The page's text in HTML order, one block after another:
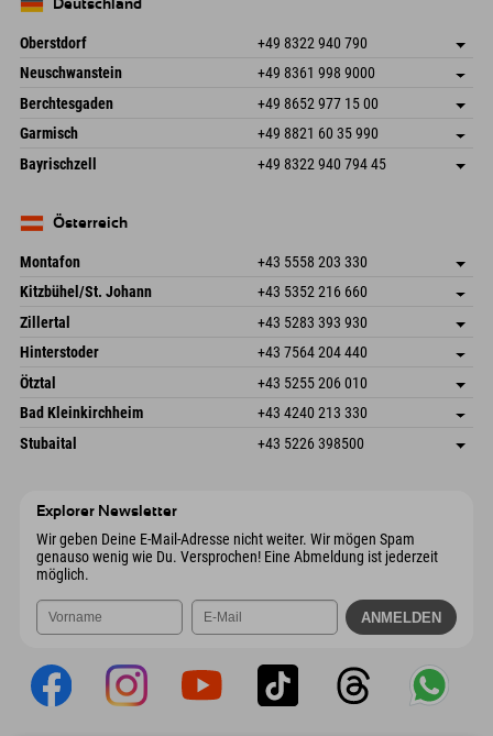
Deutschland
Oberstdorf +49 8322 940 790
An der Breitach 3
Deutschland
Adresse speichern
Buchen
Neuschwanstein +49 8361 998 9000
An der Riese 45
87484 Nesselwang im Allgäu
Deutschland
Adresse speichern
Anreiseinfos
Buchen
Berchtesgaden +49 8652 977 15 00
Hofreitstr. 7
Deutschland
Adresse speichern
Buchen
Garmisch +49 8821 60 35 990
Frickenstraße 22
82490 Farchant
Adresse speichern
Anreiseinfos
Bayrischzell +49 8322 940 794 45
Deutschland
Österreich
Montafon +43 5558 203 330
Dorfstr. 127b
6793 Gaschurn/Montafon
Österreich
Adresse speichern
Buchen
Kitzbühel/St. Johann +43 5352 216 660
Speckbacherstraße 87
6380 St. Johann in Tirol
Österreich
Adresse speichern
Anreiseinfos
Buchen
Zillertal +43 5283 393 930
Schmiedau 2
Österreich
Adresse speichern
Buchen
Hinterstoder +43 7564 204 440
Freizeitpark 10
4573 Hinterstoder
Österreich
Adresse speichern
Anreiseinfos
Buchen
Ötztal +43 5255 206 010
Gscheat 14
Österreich
Adresse speichern
Buchen
Bad Kleinkirchheim +43 4240 213 330
Dorfstraße 24
9546 Bad Kleinkirchheim
Adresse speichern
Anreiseinfos
Stubaital +43 5226 398500
Explorer Newsletter
Wir geben Deine E-Mail-Adresse nicht weiter. Wir mögen Spam
genauso wenig wie Du. Versprochen! Eine Abmeldung ist jederzeit
möglich.